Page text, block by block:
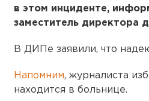
в этом инциденте,
заместитель директора
В ДИПе заявили, что
Напомним, журналиста
находится в больнице.